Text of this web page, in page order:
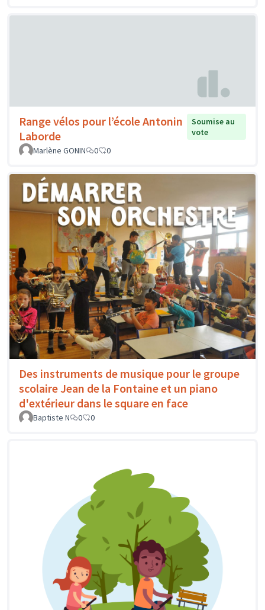
Range vélos pour l’école Antonin
Laborde
Soumise au
vote
Marlène GONIN
0 0
Des instruments de musique pour le groupe
scolaire Jean de la Fontaine et un piano
d'extérieur dans le square en face
Baptiste N 0 0